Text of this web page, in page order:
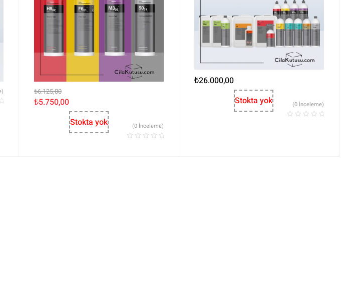
₺6.125,00
₺5.750,00
Stokta yok
(0 İnceleme)
₺26.000,00
Stokta yok
(0 İnceleme)